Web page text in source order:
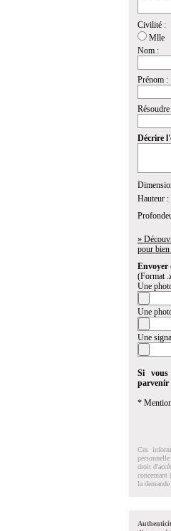
Civilité :
Mlle
Nom :
Prénom :
Décrire
Hauteur :
»
pour bien
Envoyer
(Format
Une
Une
Une
Si
parvenir
*
Ces
droit
la